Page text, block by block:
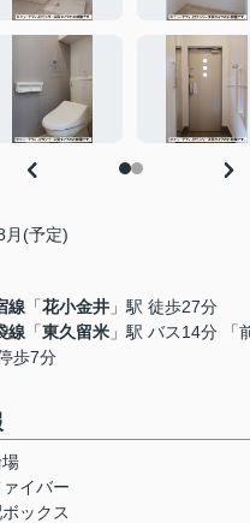
月(予定)
線 「花小金井 」駅 徒歩27分
線 「東久留米 」駅 バス14分 「
歩7分
イバー
ックス